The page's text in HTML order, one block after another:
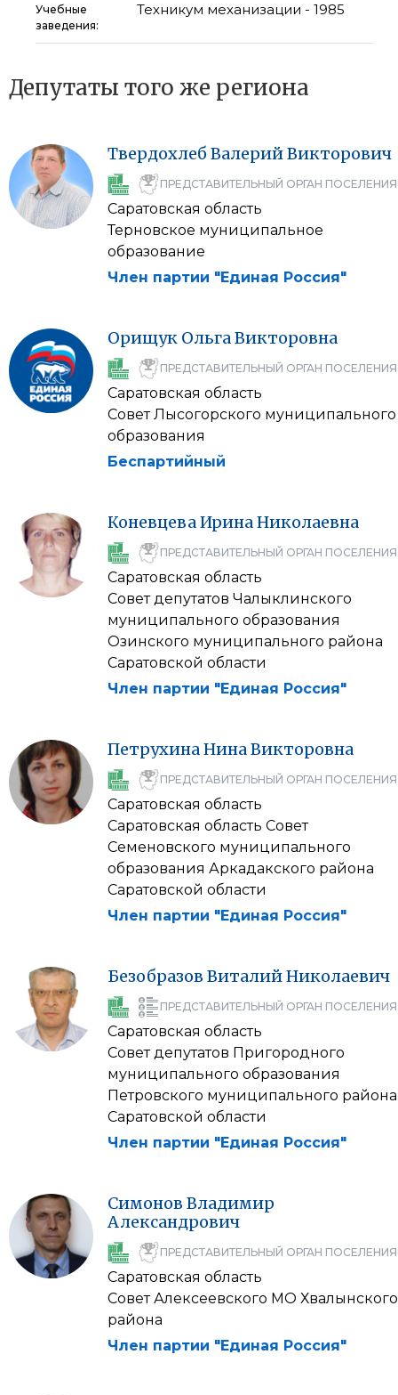
Учебные
заведения:
Техникум механизации - 1985
Депутаты того же региона
Твердохлеб ВалерийВикторович
ПРЕДСТАВИТЕЛЬНЫЙ ОРГАН ПОСЕЛЕНИЯ
Саратовская область
Терновское муниципальное
образование
Член партии "Единая Россия"
Орищук ОльгаВикторовна
ПРЕДСТАВИТЕЛЬНЫЙ ОРГАН ПОСЕЛЕНИЯ
Саратовская область
Совет Лысогорского муниципального
образования
Беспартийный
КоневцеваИринаНиколаевна
ПРЕДСТАВИТЕЛЬНЫЙ ОРГАН ПОСЕЛЕНИЯ
Саратовская область
Совет депутатов Чалыклинского
муниципального образования
Озинского муниципального района
Саратовской области
Член партии "Единая Россия"
ПетрухинаНинаВикторовна
ПРЕДСТАВИТЕЛЬНЫЙ ОРГАН ПОСЕЛЕНИЯ
Саратовская область
Саратовская область Совет
Семеновского муниципального
образования Аркадакского района
Саратовской области
Член партии "Единая Россия"
Безобразов ВиталийНиколаевич
ПРЕДСТАВИТЕЛЬНЫЙ ОРГАН ПОСЕЛЕНИЯ
Саратовская область
Совет депутатов Пригородного
муниципального образования
Петровского муниципального района
Саратовской области
Член партии "Единая Россия"
Симонов Владимир
Александрович
ПРЕДСТАВИТЕЛЬНЫЙ ОРГАН ПОСЕЛЕНИЯ
Саратовская область
Совет Алексеевского МО Хвалынского
района
Член партии "Единая Россия"